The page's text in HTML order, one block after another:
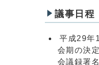
議事日程
平成29年
会期の決定
会議録署